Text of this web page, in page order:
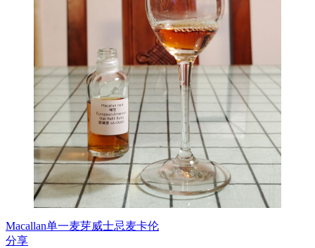
Macallan单一麦芽威士忌麦卡伦
分享